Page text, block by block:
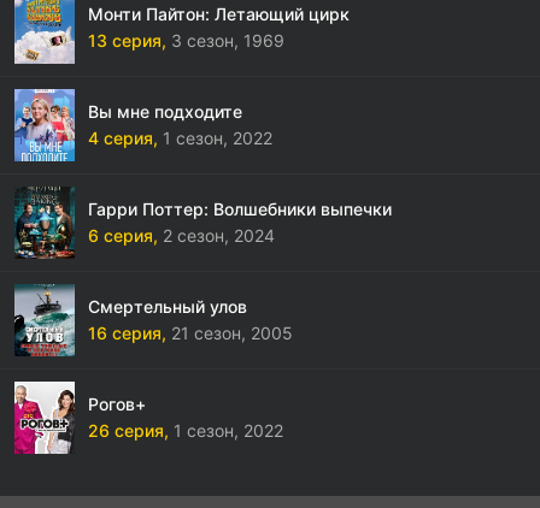
Монти Пайтон: Летающий цирк
13 серия, 3 сезон, 1969
Вы мне подходите
4 серия, 1 сезон, 2022
Гарри Поттер: Волшебники выпечки
6 серия, 2 сезон, 2024
Смертельный улов
16 серия, 21 сезон, 2005
Рогов+
26 серия, 1 сезон, 2022